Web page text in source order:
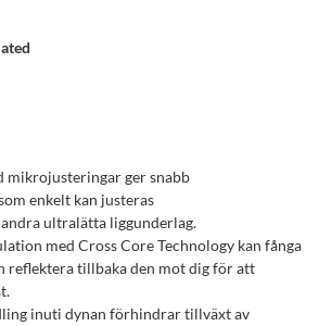
mikrojusteringar ger snabb
enkelt kan justeras
ultralätta liggunderlag.
med Cross Core Technology kan fånga
reflektera tillbaka den mot dig för att
inuti dynan förhindrar tillväxt av